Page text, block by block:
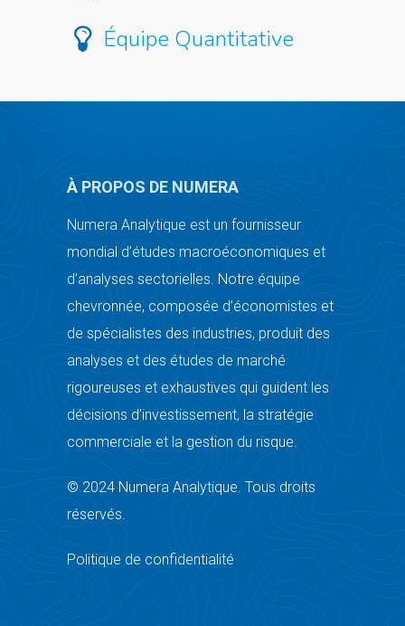
Équipe Quantitative
À PROPOS DE NUMERA
Numera Analytique est un fournisseur
mondial d’études macroéconomiques et
d’analyses sectorielles. Notre équipe
chevronnée, composée d’économistes et
de spécialistes des industries, produit des
analyses et des études de marché
rigoureuses et exhaustives qui guident les
décisions d’investissement, la stratégie
commerciale et la gestion du risque.
© 2024 Numera Analytique. Tous droits
réservés.
Politique de confidentialité